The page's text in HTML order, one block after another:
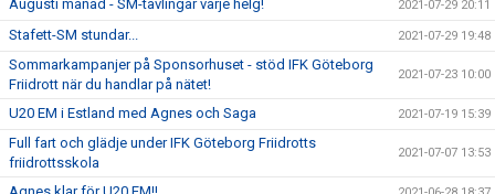
Augusti månad - SM-tävlingar varje helg! 2021-07-29 20:11
Stafett-SM stundar... 2021-07-29 19:48
Sommarkampanjer på Sponsorhuset - stöd IFK Göteborg
Friidrott när du handlar på nätet!
2021-07-23 10:00
U20 EM i Estland med Agnes och Saga 2021-07-19 15:39
Full fart och glädje under IFK Göteborg Friidrotts
friidrottsskola
2021-07-07 13:53